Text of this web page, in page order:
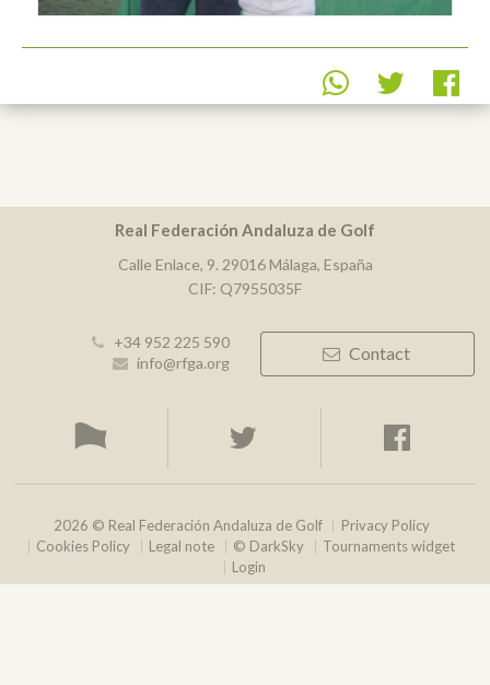
Real Federación Andaluza de Golf
Calle Enlace, 9. 29016 Málaga, España
CIF: Q7955035F
+34 952 225 590
info@rfga.org
Contact
2026 © Real Federación Andaluza de Golf
Privacy Policy
Cookies Policy
Legal note © DarkSky
Tournaments widget
Login